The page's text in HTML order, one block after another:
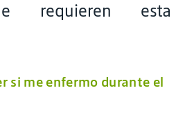
requieren esta
si me enfermo durante el